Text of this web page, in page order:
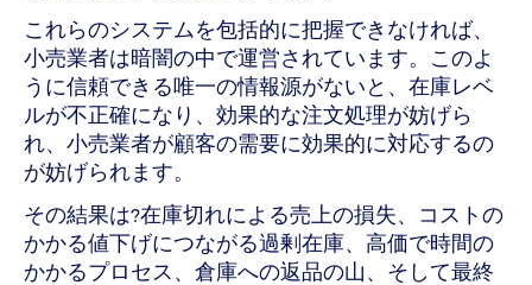
これらのシステムを包括的に把握できなければ、
小売業者は暗闇の中で運営されています。このよ
うに信頼できる唯一の情報源がないと、在庫レベ
ルが不正確になり、効果的な注文処理が妨げら
れ、小売業者が顧客の需要に効果的に対応するの
が妨げられます。
その結果は?在庫切れによる売上の損失、コストの
かかる値下げにつながる過剰在庫、高価で時間の
かかるプロセス、倉庫への返品の山、そして最終